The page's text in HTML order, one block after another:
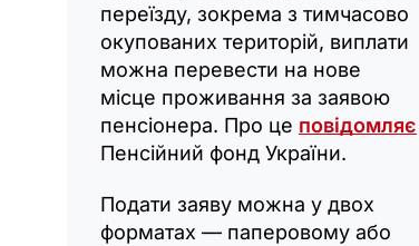
переїзду, зокрема з тимчасово
окупованих територій, виплати
можна перевести на нове
місце проживання за заявою
пенсіонера. Про це повідомляє
Пенсійний фонд України.
Подати заяву можна у двох
форматах — паперовому або